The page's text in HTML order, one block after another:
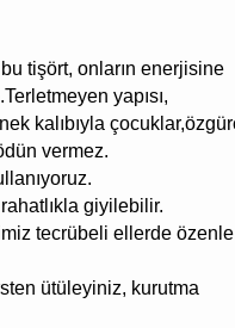
tişört, onların enerjisine
yapısı,
kalıbıyla
vermez.
giyilebilir.
tecrübeli ellerde özenle
ütüleyiniz, kurutma